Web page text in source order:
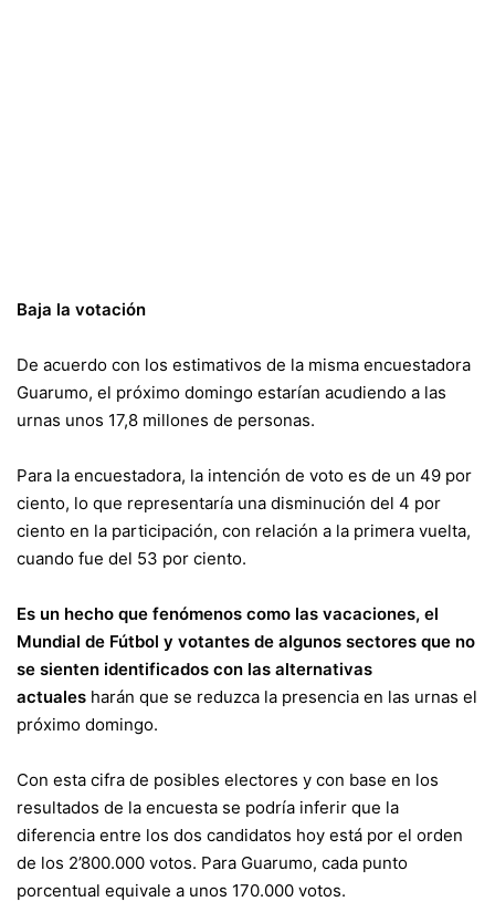
Baja la votación
De acuerdo con los estimativos de la misma encuestadora
Guarumo, el próximo domingo estarían acudiendo a las
urnas unos 17,8 millones de personas.
Para la encuestadora, la intención de voto es de un 49 por
ciento, lo que representaría una disminución del 4 por
ciento en la participación, con relación a la primera vuelta,
cuando fue del 53 por ciento.
Es un hecho que fenómenos como las vacaciones, el
Mundial de Fútbol y votantes de algunos sectores que no
se sienten identificados con las alternativas
actuales harán que se reduzca la presencia en las urnas el
próximo domingo.
Con esta cifra de posibles electores y con base en los
resultados de la encuesta se podría inferir que la
diferencia entre los dos candidatos hoy está por el orden
de los 2’800.000 votos. Para Guarumo, cada punto
porcentual equivale a unos 170.000 votos.